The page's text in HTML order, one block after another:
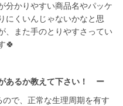
分かりやすい商品名やパッケ
にくいんじゃないかなと思
、また手のとりやすさってい
🍀
あるか教えて下さい！ ー
ので、正常な生理周期を有す